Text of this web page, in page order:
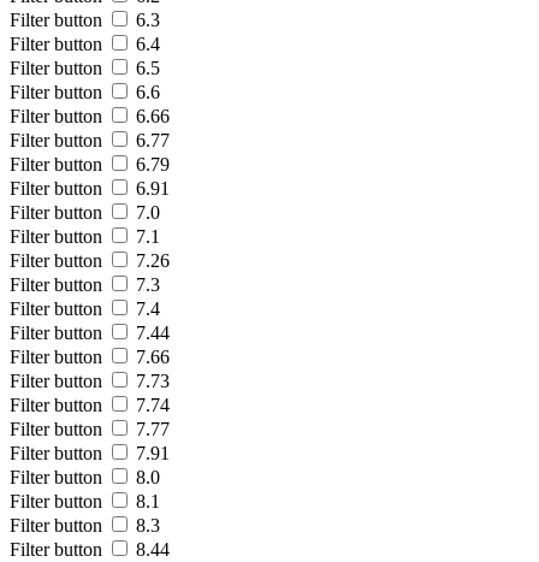
Filter button
6.3
Filter button
6.4
Filter button
6.5
Filter button
6.6
Filter button
6.66
Filter button
6.77
Filter button
6.79
Filter button
6.91
Filter button
7.0
Filter button
7.1
Filter button
7.26
Filter button
7.3
Filter button
7.4
Filter button
7.44
Filter button
7.66
Filter button
7.73
Filter button
7.74
Filter button
7.77
Filter button
7.91
Filter button
8.0
Filter button
8.1
Filter button
8.3
Filter button
8.44